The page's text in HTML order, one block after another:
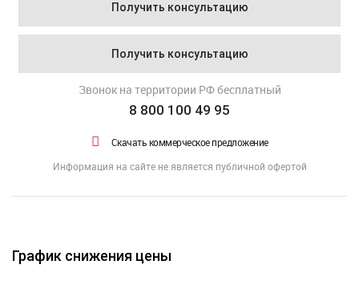
Получить консультацию
Получить консультацию
Звонок на территории РФ бесплатный
8 800 100 49 95
Скачать коммерческое предложение
Информация на сайте не является публичной офертой
График снижения цены